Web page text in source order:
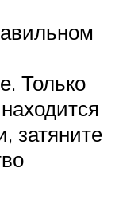
Только
затяните